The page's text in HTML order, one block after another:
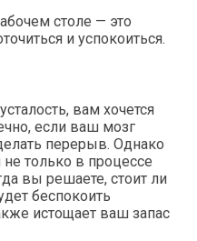
столе — это
и успокоиться.
вам хочется
если ваш мозг
перерыв. Однако
не только в процессе
вы решаете, стоит ли
беспокоить
истощает ваш запас